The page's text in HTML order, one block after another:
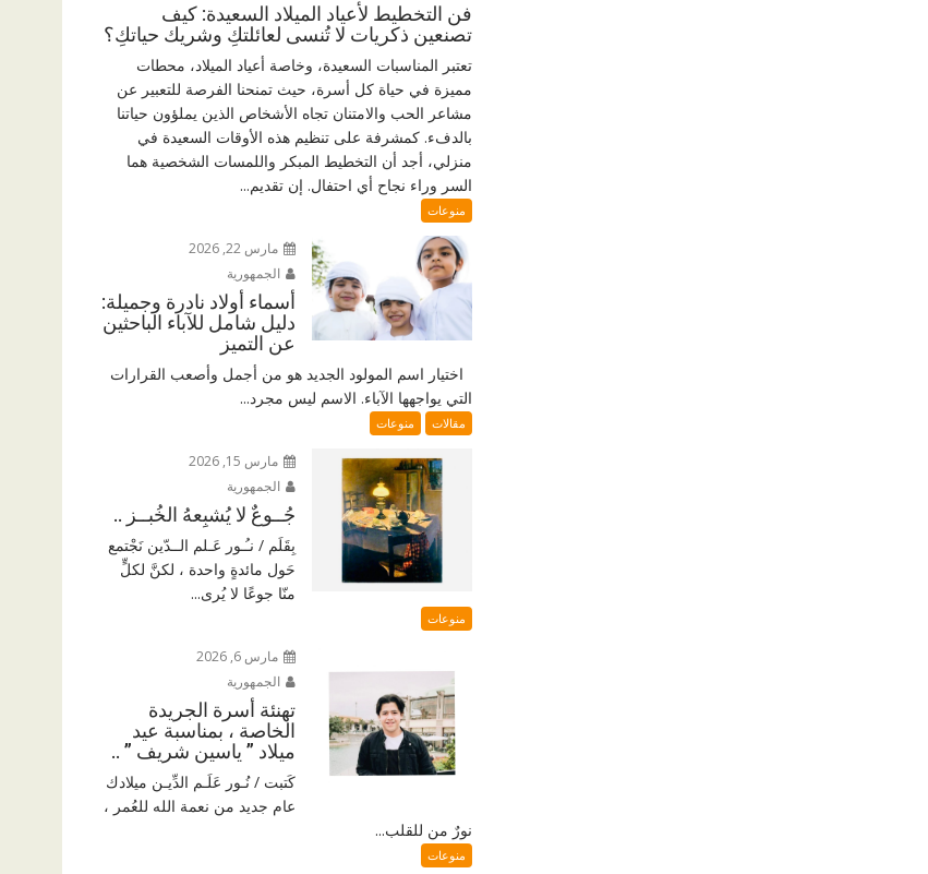
فن التخطيط لأعياد الميلاد السعيدة: كيف
تصنعين ذكريات لا تُنسى لعائلتكِ وشريك حياتكِ؟
تعتبر المناسبات السعيدة، وخاصة أعياد الميلاد، محطات
مميزة في حياة كل أسرة، حيث تمنحنا الفرصة للتعبير عن
مشاعر الحب والامتنان تجاه الأشخاص الذين يملؤون حياتنا
بالدفء. كمشرفة على تنظيم هذه الأوقات السعيدة في
منزلي، أجد أن التخطيط المبكر واللمسات الشخصية هما
السر وراء نجاح أي احتفال. إن تقديم...
منوعات
مارس 22, 2026
الجمهورية
أسماء أولاد نادرة وجميلة:
دليل شامل للآباء الباحثين
عن التميز
اختيار اسم المولود الجديد هو من أجمل وأصعب القرارات
التي يواجهها الآباء. الاسم ليس مجرد...
مقالات منوعات
مارس 15, 2026
الجمهورية
جُــوعٌ لا يُشبِعهُ الخُبــز ..
بِقَلَم / نـُـور عَـلم الــدّين نَجْتمع
حَول مائدةٍ واحدة ، لكنَّ لكلٍّ
منّا جوعًا لا يُرى...
منوعات
مارس 6, 2026
الجمهورية
تهنئة أسرة الجريدة
الخاصة ، بمناسبة عيد
ميلاد ” ياسين شريف ” ..
كَتبت / نُـور عَلَـم الدِّيـن ميلادك
عام جديد من نعمة الله للعُمر ،
نورٌ من للقلب...
منوعات